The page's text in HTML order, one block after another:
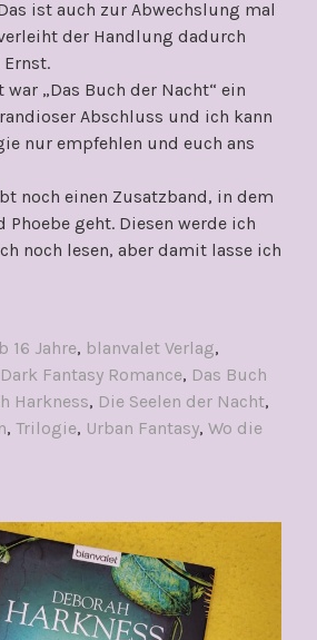
ist auch zur Abwechslung mal
der Handlung dadurch
„Das Buch der Nacht“ ein
Abschluss und ich kann
nur empfehlen und euch ans
noch einen Zusatzband, in dem
geht. Diesen werde ich
noch lesen, aber damit lasse ich
16 Jahre, blanvalet Verlag,
Dark Fantasy Romance, Das Buch
Harkness, Die Seelen der Nacht,
, Trilogie, Urban Fantasy, Wo die